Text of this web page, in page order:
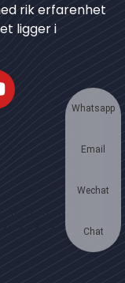
rik erfarenhet
ligger i
Portuguese
German
Korean
Urdu
Whatsapp
Email
Wechat
Chat